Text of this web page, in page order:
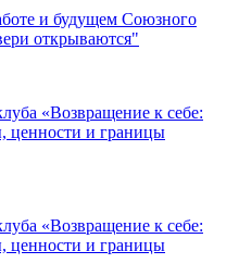
и будущем Союзного
открываются"
«Возвращение к себе:
ценности и границы
«Возвращение к себе:
ценности и границы